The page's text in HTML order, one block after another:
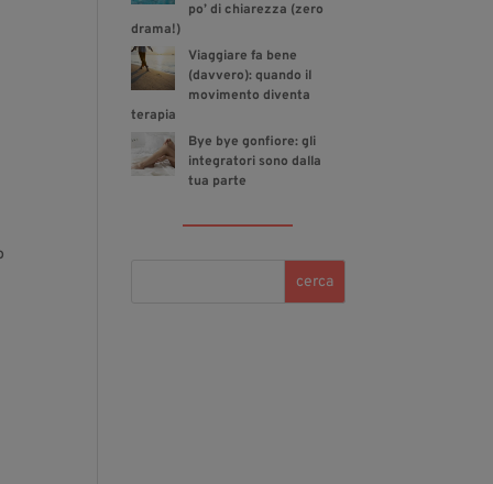
po’ di chiarezza (zero
drama!)
Viaggiare fa bene
(davvero): quando il
movimento diventa
terapia
Bye bye gonfiore: gli
integratori sono dalla
tua parte
cerca